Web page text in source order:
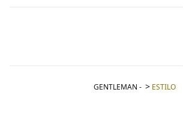
GENTLEMAN - ESTILO